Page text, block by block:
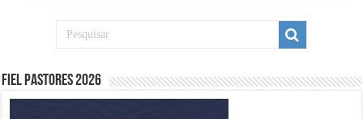
Fiel Pastores 2026